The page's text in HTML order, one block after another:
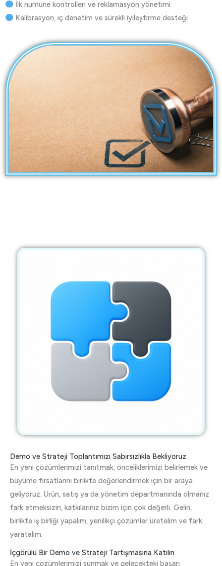
İlk numune kontrolleri ve reklamasyon yönetimi
Kalibrasyon, iç denetim ve sürekli iyileştirme desteği
Demo ve Strateji Toplantımızı Sabırsızlıkla Bekliyoruz
En yeni çözümlerimizi tanıtmak, önceliklerimizi belirlemek ve
büyüme fırsatlarını birlikte değerlendirmek için bir araya
geliyoruz. Ürün, satış ya da yönetim departmanında olmanız
fark etmeksizin, katkılarınız bizim için çok değerli. Gelin,
birlikte iş birliği yapalım, yenilikçi çözümler üretelim ve fark
yaratalım.
İçgörülü Bir Demo ve Strateji Tartışmasına Katılın
En yeni çözümlerimizi sunmak ve gelecekteki başarı